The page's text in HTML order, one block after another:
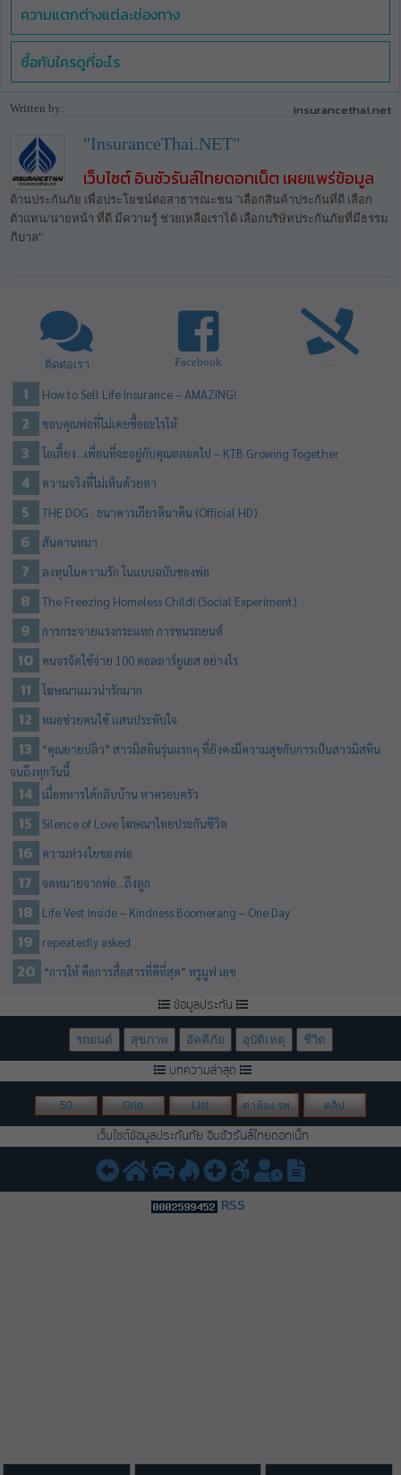
ความแตกต่างแต่ละช่องทาง
ซื้อกับใครดูที่อะไร
Written by: insurancethai.net
"InsuranceThai.NET"
เว็บไซต์ อินชัวรันส์ไทยดอทเน็ต เผยแพร่ข้อมูล
ด้านประกันภัย เพื่อประโยชน์ต่อสาธารณะชน "เลือกสินค้าประกันที่ดี เลือก
ตัวแทน/นายหน้า ที่ดี มีความรู้ ช่วยเหลือเราได้ เลือกบริษัทประกันภัยที่มีธรรม
ภิบาล"
ติดต่อเรา Facebook ...
How to Sell Life Insurance – AMAZING!
ขอบคุณพ่อที่ไม่เคยซื้ออะไรให้
โอเลี้ยง…เพื่อนที่จะอยู่กับคุณตลอดไป – KTB Growing Together
ความจริงที่ไม่เห็นด้วยตา
THE DOG : ธนาคารเกียรตินาคิน (Official HD)
สันดานหมา
ลงทุนในความรัก ในแบบฉบับของพ่อ
The Freezing Homeless Child! (Social Experiment)
การกระจายแรงกระแทก การชนรถยนต์
คนจรจัดใช้จ่าย 100 ดอลลาร์ยูเอส อย่างไร
โฆษณาแมวน่ารักมาก
หมอช่วยคนไข้ แสนประทับใจ
“คุณยายปลิว” สาวมิสทินรุ่นแรกๆ ที่ยังคงมีความสุขกับการเป็นสาวมิสทิน
จนถึ­งทุกวันนี้
เมื่อทหารได้กลับบ้าน หาครอบครัว
Silence of Love โฆษณาไทยประกันชีวิต
ความห่วงใยของพ่อ
จดหมายจากพ่อ…ถึงลูก
Life Vest Inside – Kindness Boomerang – One Day
repeatedly asked
“การให้ คือการสื่อสารที่ดีที่สุด” ทรูมูฟ เอช
ข้อมูลประกัน
รถยนต์ สุขภาพ อัคคีภัย อุบัติเหตุ ชีวิต
บทความล่าสุด
50 Grid List ค่าห้อง รพ. คลิป
เว็บไซต์ข้อมูลประกันภัย อินชัวรันส์ไทยดอทเน็ท
RSS